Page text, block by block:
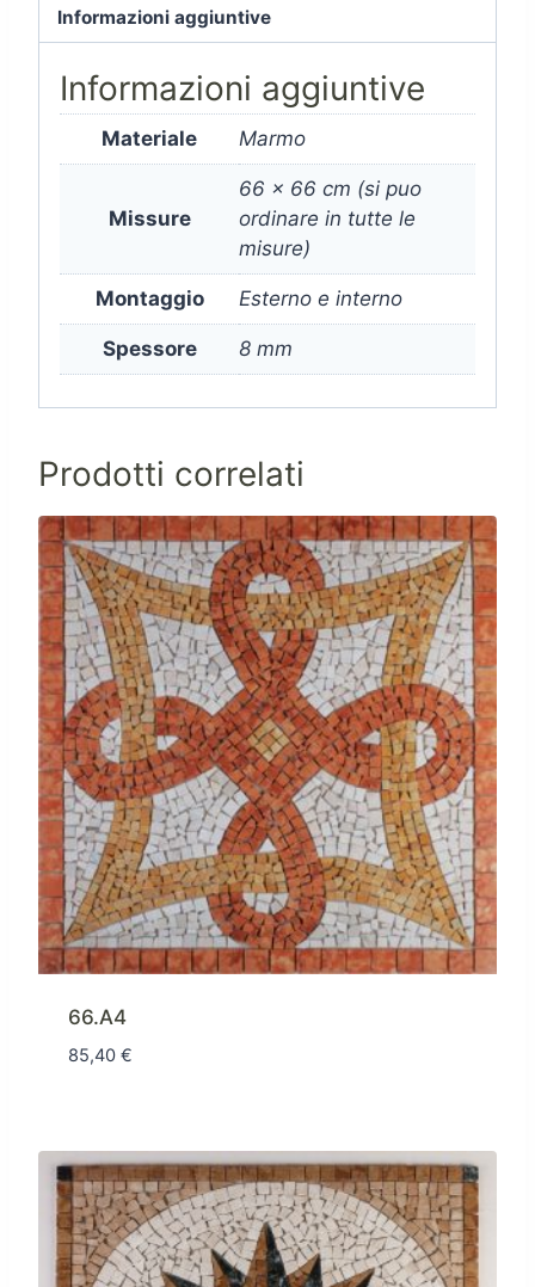
Informazioni aggiuntive
Informazioni aggiuntive
Materiale Marmo
Missure
66 x 66 cm (si puo
ordinare in tutte le
misure)
Montaggio Esterno e interno
Spessore 8 mm
Prodotti correlati
66.A4
85,40 €